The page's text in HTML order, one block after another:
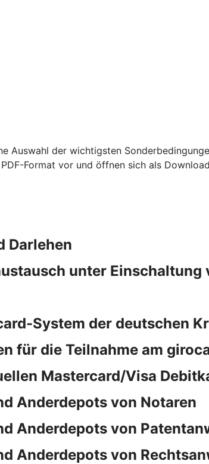
Auswahl der wichtigsten
Format vor und öffnen sich als
Darlehen
unter
System der deutschen
für die Teilnahme am
Mastercard/Visa
Anderdepots von Notaren
Anderdepots von
Anderdepots von